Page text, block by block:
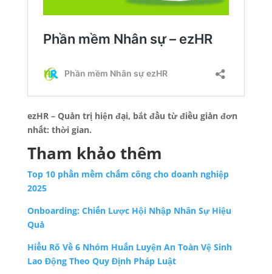
ezHR – Quản trị hiện đại, bắt đầu từ điều giản đơn
nhất: thời gian.
Tham khảo thêm
Top 10 phần mềm chấm công cho doanh nghiệp
2025
Onboarding: Chiến Lược Hội Nhập Nhân Sự Hiệu
Quả
Hiểu Rõ Về 6 Nhóm Huấn Luyện An Toàn Vệ Sinh
Lao Động Theo Quy Định Pháp Luật